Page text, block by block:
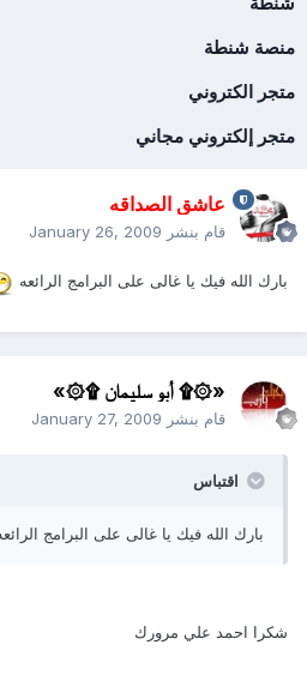
منصة شنطة
متجر الكتروني
متجر إلكتروني مجاني
عاشق الصداقه
قام بنشر January 26, 2009
بارك الله فيك يا غالى على البرامج الرائعه
«۞۩ أبو سليمان ۩۞»
قام بنشر January 27, 2009
اقتباس
بارك الله فيك يا غالى على البرامج الرائعه
شكرا احمد علي مرورك